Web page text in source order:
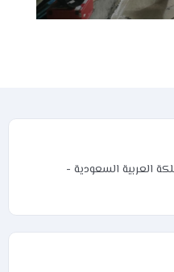
العربية السعودية -